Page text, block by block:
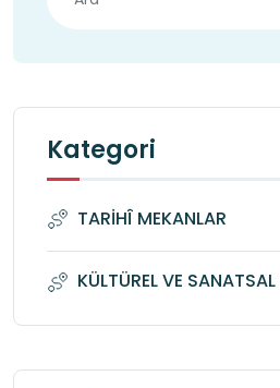
Kategori
TARİHÎ MEKANLAR
KÜLTÜREL VE